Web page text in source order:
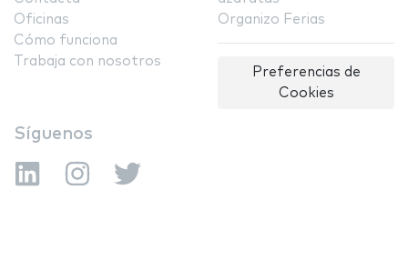
Oficinas
Cómo funciona
Trabaja con nosotros
Organizo Ferias
Preferencias de
Cookies
Síguenos